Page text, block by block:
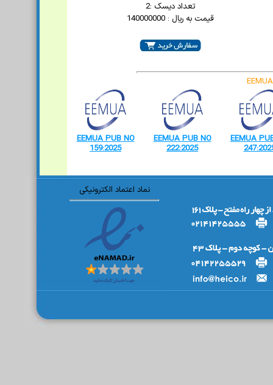
تعداد دیسک :2
قیمت به ریال : 140000000
EEMUA PUB NO
159:2025
EEMUA PUB NO
222:2025
EEMUA
نماد اعتماد الکترونیکی